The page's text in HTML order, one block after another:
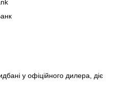
у офіційного дилера, діє